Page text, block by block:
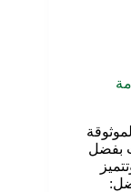
بفضل